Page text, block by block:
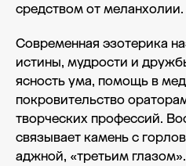
средством от меланхолии.
Современная эзотерика
истины, мудрости и
ясность ума, помощь в
покровительство
творческих профессий.
связывает камень с
аджной, «третьим